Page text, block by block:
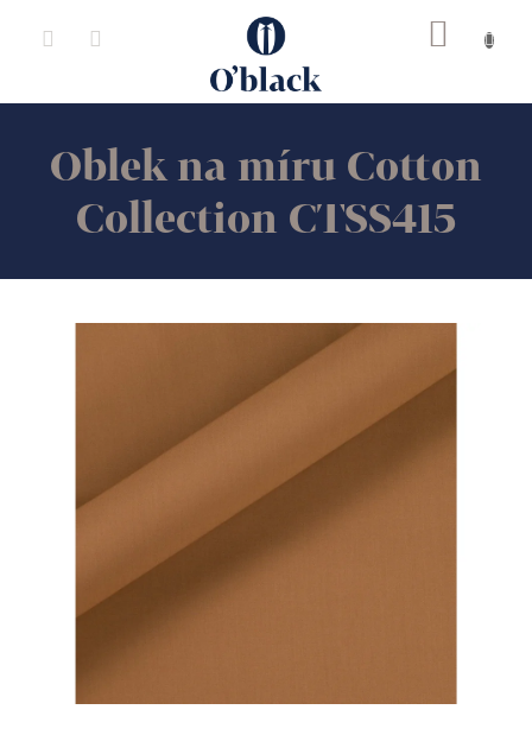
Oblek na míru Cotton
Collection CTSS415